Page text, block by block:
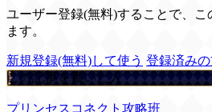
ユーザー登録(無料)することで、こ
ます。
新規登録(無料)して使う 登録済み
この記事を書いた人
プリンセスコネクト攻略班